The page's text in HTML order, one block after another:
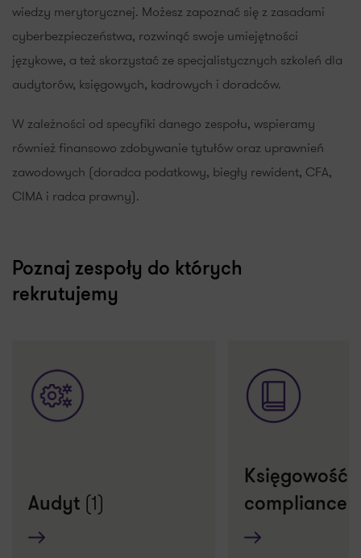
wiedzy merytorycznej. Możesz zapoznać się z zasadami
cyberbezpieczeństwa, rozwinąć swoje umiejętności
językowe, a też skorzystać ze specjalistycznych szkoleń dla
audytorów, księgowych, kadrowych i doradców.
W zależności od specyfiki danego zespołu, wspieramy
również finansowo zdobywanie tytułów oraz uprawnień
zawodowych (doradca podatkowy, biegły rewident, CFA,
CIMA i radca prawny).
Poznaj zespoły do których
rekrutujemy
Audyt (1)
Księgowość
compliance